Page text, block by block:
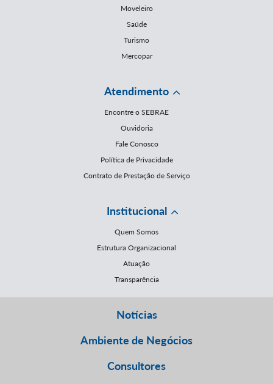
Moveleiro
Saúde
Turismo
Mercopar
Atendimento
Encontre o SEBRAE
Ouvidoria
Fale Conosco
Política de Privacidade
Contrato de Prestação de Serviço
Institucional
Quem Somos
Estrutura Organizacional
Atuação
Transparência
Notícias
Ambiente de Negócios
Consultores